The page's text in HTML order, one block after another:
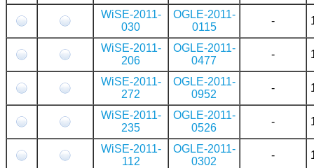
WiSE-2011-
030
OGLE-2011-
0115
-
WiSE-2011-
206
OGLE-2011-
0477
-
WiSE-2011-
272
OGLE-2011-
0952
-
WiSE-2011-
235
OGLE-2011-
0526
-
WiSE-2011-
112
OGLE-2011-
0302
-